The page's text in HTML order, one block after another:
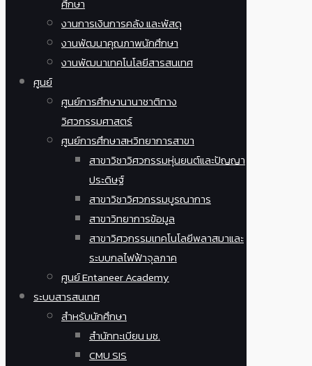
ศึกษา
งานการเงินการคลัง และพัสดุ
งานพัฒนาคุณภาพนักศึกษา
งานพัฒนาเทคโนโลยีสารสนเทศ
ศูนย์
ศูนย์การศึกษานานาชาติทาง
วิศวกรรมศาสตร์
ศูนย์การศึกษาสหวิทยาการสาขา
สาขาวิชาวิศวกรรมหุ่นยนต์และปัญญา
ประดิษฐ์
สาขาวิชาวิศวกรรมบูรณาการ
สาขาวิทยาการข้อมูล
สาขาวิศวกรรมเทคโนโลยีพลาสมาและ
ระบบกลไฟฟ้าจุลภาค
ศูนย์ Entaneer Academy
ระบบสารสนเทศ
สำหรับนักศึกษา
สำนักทะเบียน มช.
CMU SIS